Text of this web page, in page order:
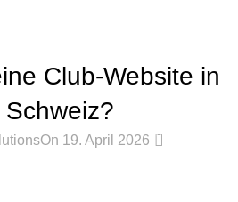
Club-Website in
Schweiz?
On 19. April 2026 0